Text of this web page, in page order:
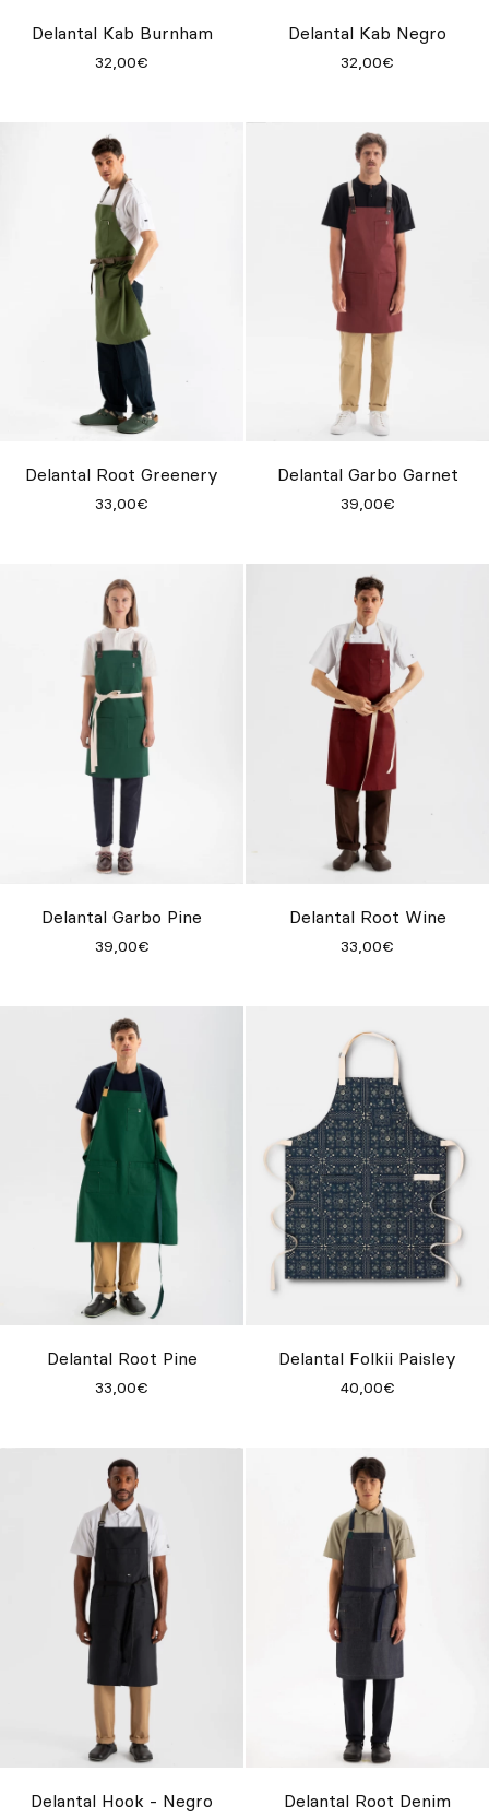
Inspírate
EN IT
Delantal Kab Burnham
32,00€
Delantal Kab Negro
32,00€
Delantal Root Greenery
33,00€
Delantal Garbo Garnet
39,00€
Delantal Garbo Pine
39,00€
Delantal Root Wine
33,00€
Delantal Root Pine
33,00€
Delantal Folkii Paisley
40,00€
Delantal Hook - Negro Delantal Root Denim